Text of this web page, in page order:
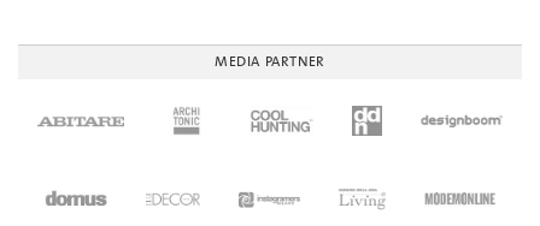
MEDIA PARTNER